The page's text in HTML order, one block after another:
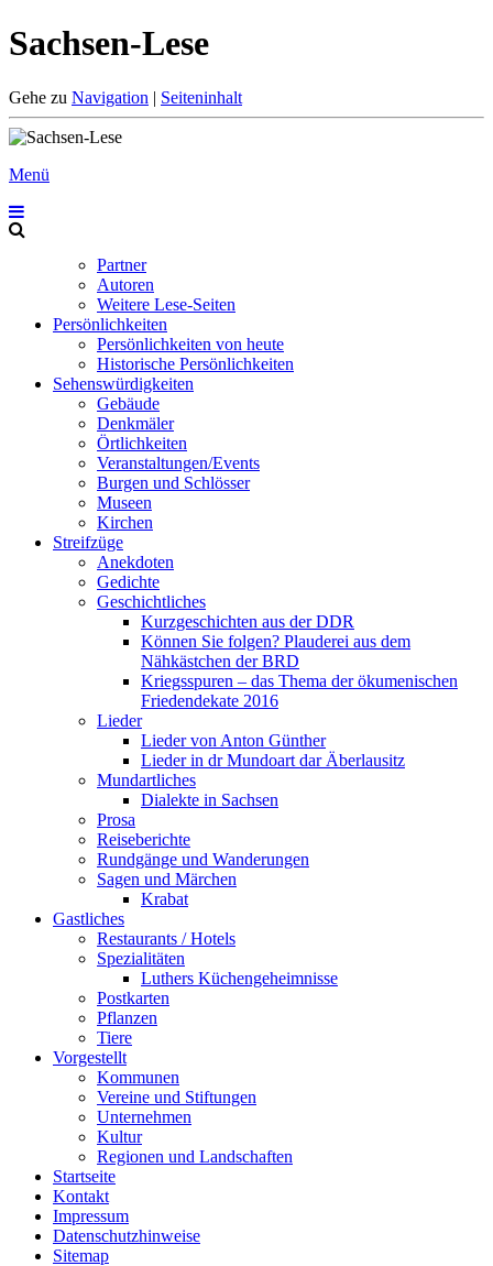
Sachsen-Lese
Gehe zu Navigation | Seiteninhalt
Menü
Partner
Autoren
Weitere Lese-Seiten
Persönlichkeiten
Persönlichkeiten von heute
Historische Persönlichkeiten
Sehenswürdigkeiten
Gebäude
Denkmäler
Örtlichkeiten
Veranstaltungen/Events
Burgen und Schlösser
Museen
Kirchen
Streifzüge
Anekdoten
Gedichte
Geschichtliches
Kurzgeschichten aus der DDR
Können Sie folgen? Plauderei aus dem
Nähkästchen der BRD
Kriegsspuren – das Thema der ökumenischen
Friedendekate 2016
Lieder
Lieder von Anton Günther
Lieder in dr Mundoart dar Äberlausitz
Mundartliches
Dialekte in Sachsen
Prosa
Reiseberichte
Rundgänge und Wanderungen
Sagen und Märchen
Krabat
Gastliches
Restaurants / Hotels
Spezialitäten
Luthers Küchengeheimnisse
Postkarten
Pflanzen
Tiere
Vorgestellt
Kommunen
Vereine und Stiftungen
Unternehmen
Kultur
Regionen und Landschaften
Startseite
Kontakt
Impressum
Datenschutzhinweise
Sitemap